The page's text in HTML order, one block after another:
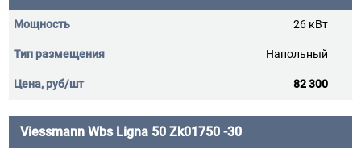
26 кВт
Напольный
82 300
Viessmann Wbs Ligna 50 Zk01750 -30